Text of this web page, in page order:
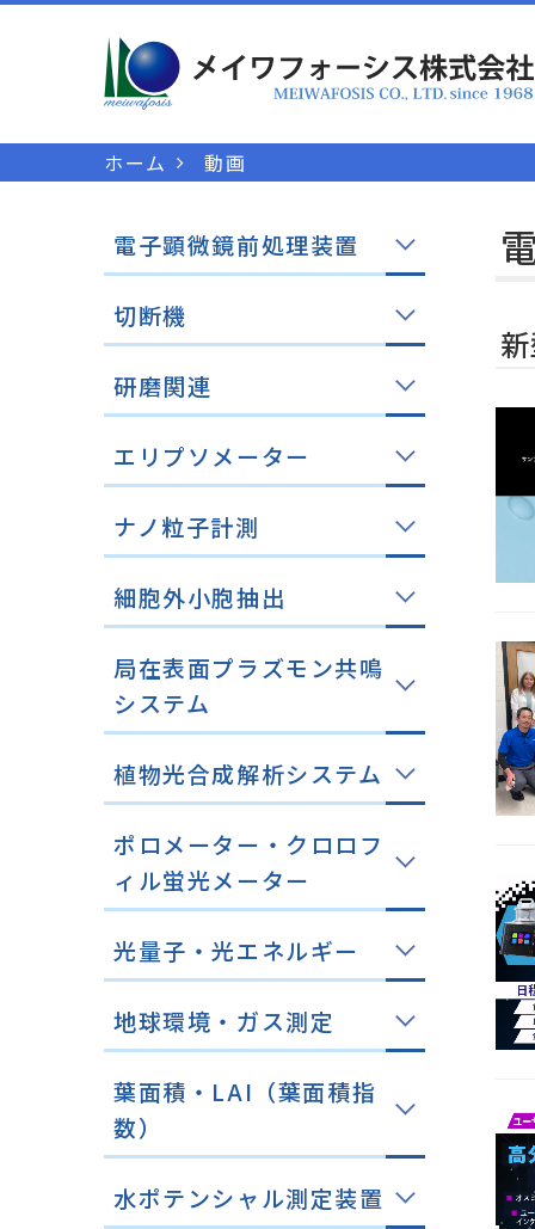
ホーム 動画
電子顕微鏡前処理装置
切断機
研磨関連
エリプソメーター
ナノ粒子計測
細胞外小胞抽出
局在表面プラズモン共鳴
システム
植物光合成解析システム
ポロメーター・クロロフ
ィル蛍光メーター
光量子・光エネルギー
地球環境・ガス測定
葉面積・LAI（葉面積指
数）
水ポテンシャル測定装置